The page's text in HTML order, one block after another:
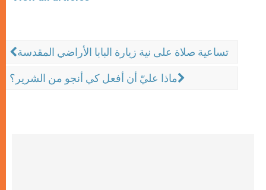
تساعية صلاة على نية زيارة البابا الأراضي المقدسة
ماذا عليّ أن أفعل كي أنجو من الشرير؟